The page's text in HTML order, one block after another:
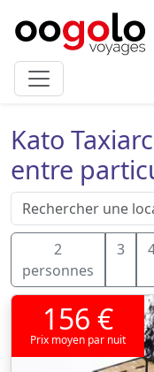
Kato
entre
2
personnes
3
156 €
Prix moyen par nuit